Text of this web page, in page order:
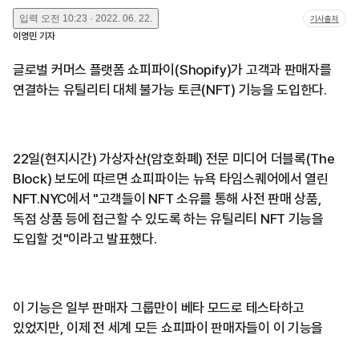
입력 오전 10:23 · 2022. 06. 22. 기사출처
이영민 기자
글로벌 커머스 플랫폼 쇼피파이(Shopify)가 고객과 판매자를
연결하는 유틸리티 대체 불가능 토큰(NFT) 기능을 도입한다.
22일(현지시간) 가상자산(암호화폐) 전문 미디어 더블록(The
Block) 보도에 따르면 쇼피파이는 뉴욕 타임스퀘어에서 열린
NFT.NYC에서 "고객들이 NFT 소유를 통해 사전 판매 상품,
독점 상품 등에 접근할 수 있도록 하는 유틸리티 NFT 기능을
도입할 것"이라고 발표했다.
이 기능은 일부 판매자 그룹만이 베타 모드로 테스타하고
있었지만, 이제 전 세계 모든 쇼피파이 판매자들이 이 기능을